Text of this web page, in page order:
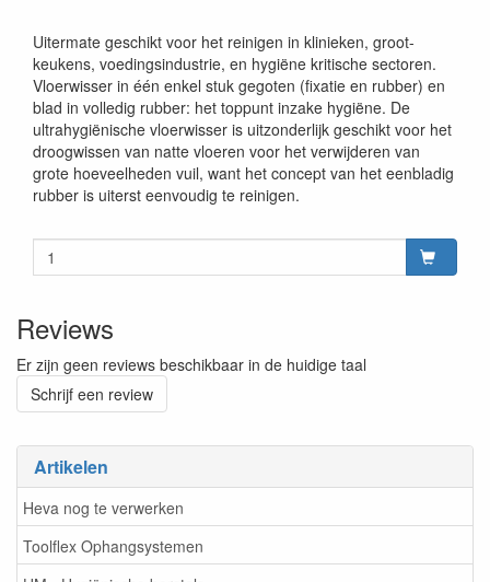
Artikelen
Heva nog te verwerken
Toolflex Ophangsystemen
Uitermate geschikt voor het reinigen in klinieken, groot-
keukens, voedingsindustrie, en hygiëne kritische sectoren.
Vloerwisser in één enkel stuk gegoten (fixatie en rubber) en
blad in volledig rubber: het toppunt inzake hygiëne. De
ultrahygiënische vloerwisser is uitzonderlijk geschikt voor het
droogwissen van natte vloeren voor het verwijderen van
grote hoeveelheden vuil, want het concept van het eenbladig
rubber is uiterst eenvoudig te reinigen.
Reviews
Er zijn geen reviews beschikbaar in de huidige taal
Schrijf een review